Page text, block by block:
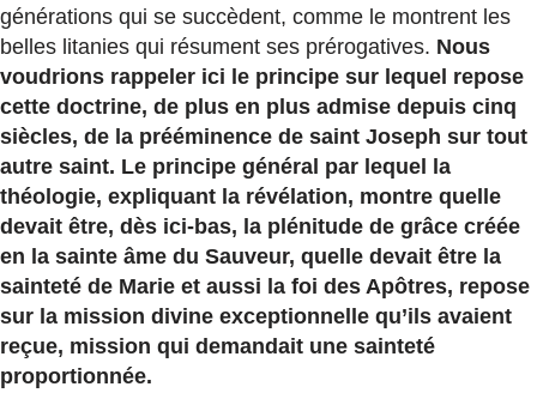
générations qui se succèdent, comme le montrent les
belles litanies qui résument ses prérogatives. Nous
voudrions rappeler ici le principe sur lequel repose
cette doctrine, de plus en plus admise depuis cinq
siècles, de la prééminence de saint Joseph sur tout
autre saint. Le principe général par lequel la
théologie, expliquant la révélation, montre quelle
devait être, dès ici-bas, la plénitude de grâce créée
en la sainte âme du Sauveur, quelle devait être la
sainteté de Marie et aussi la foi des Apôtres, repose
sur la mission divine exceptionnelle qu’ils avaient
reçue, mission qui demandait une sainteté
proportionnée.